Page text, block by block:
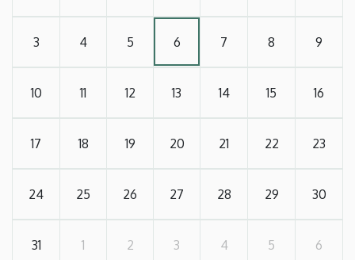
3 4 5 6 7 8 9
10 11 12 13 14 15 16
17 18 19 20 21 22 23
24 25 26 27 28 29 30
31 1 2 3 4 5 6